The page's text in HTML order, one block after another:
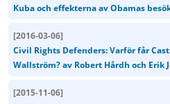
Kuba och effekterna av Obamas
[2016-03-06]
Civil Rights Defenders: Varför får
Wallström? av Robert Hårdh och Erik
[2015-11-06]